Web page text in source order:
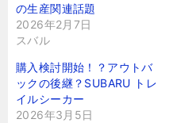
の生産関連話題
2026年2月7日
スバル
購入検討開始！？アウトバ
ックの後継？SUBARU トレ
イルシーカー
2026年3月5日